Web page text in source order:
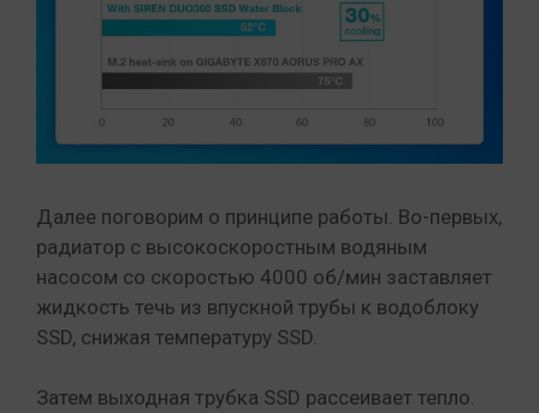
Далее поговорим о принципе работы. Во-первых,
радиатор с высокоскоростным водяным
насосом со скоростью 4000 об/мин заставляет
жидкость течь из впускной трубы к водоблоку
SSD, снижая температуру SSD.
Затем выходная трубка SSD рассеивает тепло.